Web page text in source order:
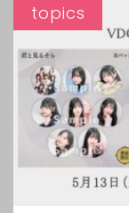
topics